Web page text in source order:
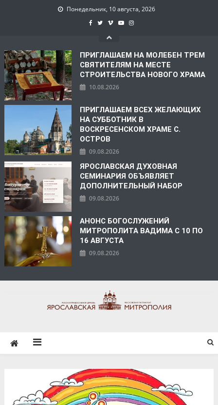
Понедельник, 10 августа, 2026
ПРИГЛАШАЕМ НА МОЛЕБЕН ТРЕМ
СВЯТИТЕЛЯМ НА МЕСТЕ
СТРОИТЕЛЬСТВА НОВОГО ХРАМА
10.08.2026
ПРИГЛАШАЕМ ВСЕХ ЖЕЛАЮЩИХ
НА СУББОТНИК В
ВОСКРЕСЕНСКОМ ХРАМЕ С.
ОСТРОВ
09.08.2026
ЯРОСЛАВСКАЯ ДУХОВНАЯ
СЕМИНАРИЯ ОБЪЯВЛЯЕТ
ДОПОЛНИТЕЛЬНЫЙ НАБОР
09.08.2026
АНОНС БОГОСЛУЖЕНИЙ
МИТРОПОЛИТА ВАДИМА С 10 ПО
16 АВГУСТА
09.08.2026